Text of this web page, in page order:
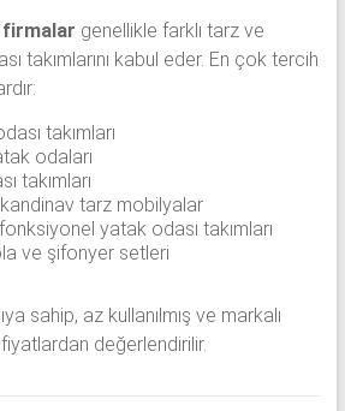
firmalar genellikle farklı tarz ve
takımlarını kabul eder. En çok tercih
takımları
odaları
takımları
tarz mobilyalar
yatak odası takımları
ve şifonyer setleri
sahip, az kullanılmış ve markalı
değerlendirilir.